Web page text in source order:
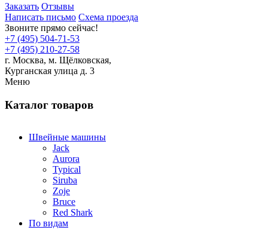
Заказать Отзывы
Написать письмо Схема проезда
Звоните прямо сейчас!
+7 (495) 504-71-53
+7 (495) 210-27-58
г. Москва, м. Щёлковская,
Курганская улица д. 3
Меню
Каталог товаров
Швейные машины
Jack
Aurora
Typical
Siruba
Zoje
Bruce
Red Shark
По видам